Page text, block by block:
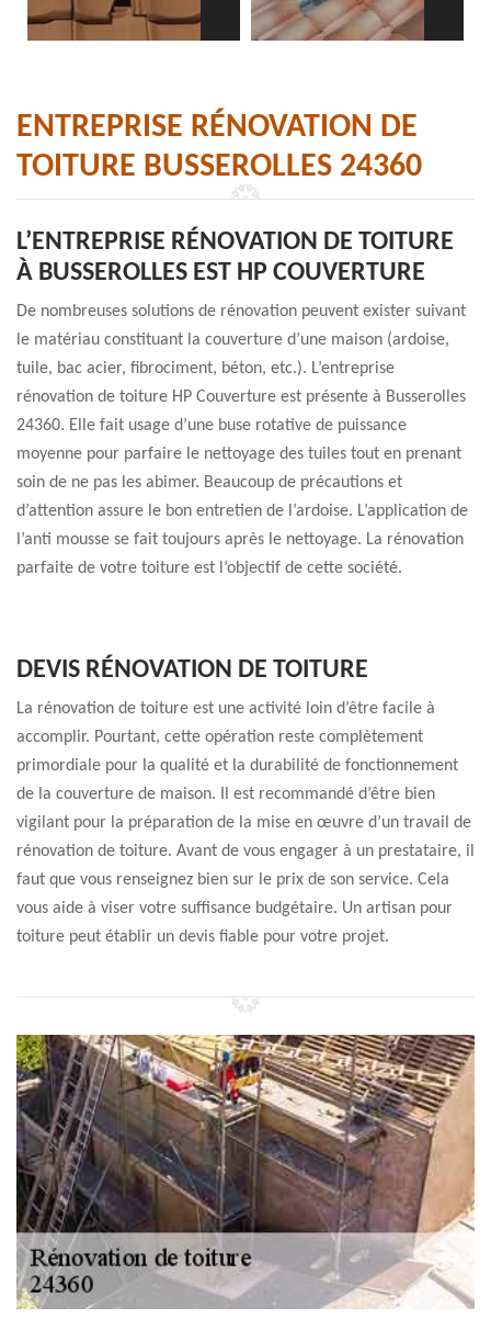
ENTREPRISE RÉNOVATION DE
TOITURE BUSSEROLLES 24360
L’ENTREPRISE RÉNOVATION DE TOITURE
À BUSSEROLLES EST HP COUVERTURE
De nombreuses solutions de rénovation peuvent exister suivant
le matériau constituant la couverture d’une maison (ardoise,
tuile, bac acier, fibrociment, béton, etc.). L’entreprise
rénovation de toiture HP Couverture est présente à Busserolles
24360. Elle fait usage d’une buse rotative de puissance
moyenne pour parfaire le nettoyage des tuiles tout en prenant
soin de ne pas les abimer. Beaucoup de précautions et
d’attention assure le bon entretien de l’ardoise. L’application de
l’anti mousse se fait toujours après le nettoyage. La rénovation
parfaite de votre toiture est l’objectif de cette société.
DEVIS RÉNOVATION DE TOITURE
La rénovation de toiture est une activité loin d’être facile à
accomplir. Pourtant, cette opération reste complètement
primordiale pour la qualité et la durabilité de fonctionnement
de la couverture de maison. Il est recommandé d’être bien
vigilant pour la préparation de la mise en œuvre d’un travail de
rénovation de toiture. Avant de vous engager à un prestataire, il
faut que vous renseignez bien sur le prix de son service. Cela
vous aide à viser votre suffisance budgétaire. Un artisan pour
toiture peut établir un devis fiable pour votre projet.